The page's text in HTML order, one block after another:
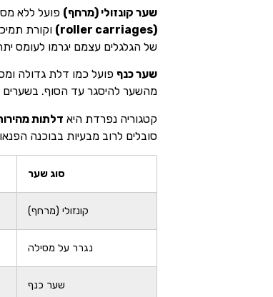
שער קונזולי (מרחף) פועל ללא
(roller carriages)
וקורת
של הגלגלים עצמם יגרמו לעומס
שער כנף פועל כמו דלת גדולה
מהשער להיסגר עד הסוף.
קטגוריה נפרדת היא דלתות
סובלים לרוב מבעיות בבוכנה
סוג שער
קונזולי (מרחף)
נגרר על מסילה
שער כנף